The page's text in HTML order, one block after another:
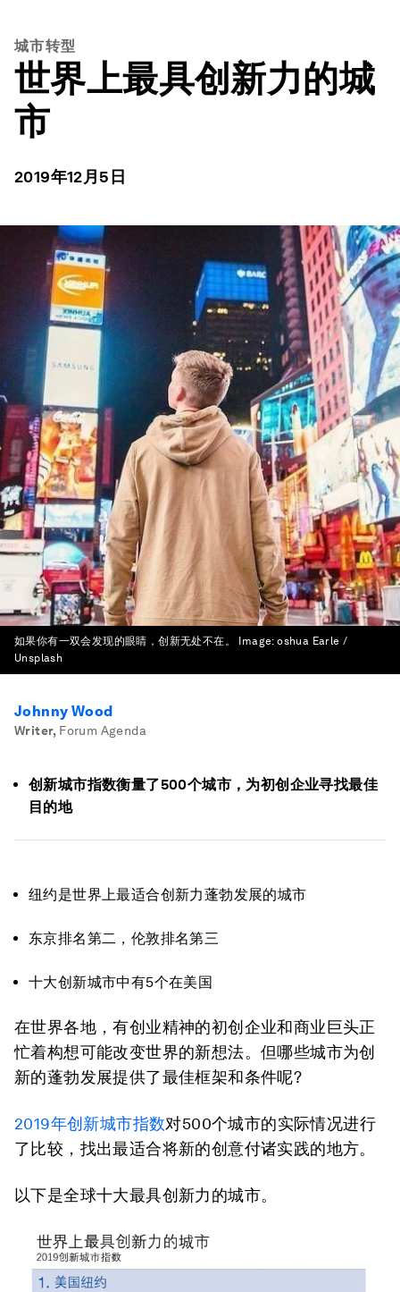
城市转型
世界上最具创新力的城
市
2019年12月5日
如果你有一双会发现的眼睛，创新无处不在。 Image:oshua Earle /
Unsplash
Johnny Wood
Writer, Forum Agenda
创新城市指数衡量了500个城市，为初创企业寻找最佳
目的地
纽约是世界上最适合创新力蓬勃发展的城市
东京排名第二，伦敦排名第三
十大创新城市中有5个在美国
在世界各地，有创业精神的初创企业和商业巨头正
忙着构想可能改变世界的新想法。但哪些城市为创
新的蓬勃发展提供了最佳框架和条件呢?
2019年创新城市指数对500个城市的实际情况进行
了比较，找出最适合将新的创意付诸实践的地方。
以下是全球十大最具创新力的城市。